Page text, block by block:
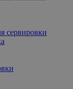
сервировки